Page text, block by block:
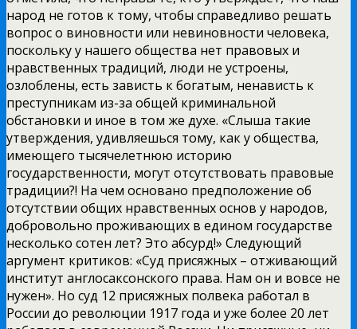
народ не готов к тому, чтобы справедливо решать
вопрос о виновности или невиновности человека,
поскольку у нашего общества нет правовых и
нравственных традиций, люди не устроены,
озлоблены, есть зависть к богатым, ненависть к
преступникам из-за общей криминальной
обстановки и иное в том же духе. «Слыша такие
утверждения, удивляешься тому, как у общества,
имеющего тысячелетнюю историю
государственности, могут отсутствовать правовые
традиции?! На чем основано предположение об
отсутствии общих нравственных основ у народов,
добровольно проживающих в едином государстве
несколько сотен лет? Это абсурд!» Следующий
аргумент критиков: «Суд присяжных – отживающий
институт англосаксонского права. Нам он и вовсе не
нужен». Но суд 12 присяжных полвека работал в
России до революции 1917 года и уже более 20 лет